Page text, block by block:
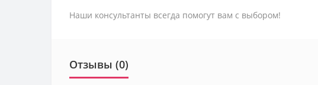
Наши консультанты всегда помогут вам с выбором!
Отзывы (0)